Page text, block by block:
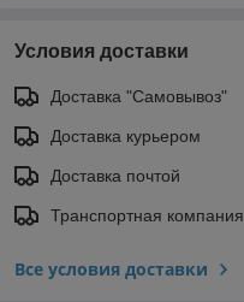
Условия доставки
Доставка "Самовывоз"
Доставка курьером
Доставка почтой
Транспортная компания
Все условия доставки